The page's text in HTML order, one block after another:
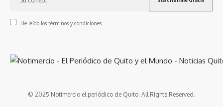
He leído los términos y condiciones.
© 2025 Notimercio el periódico de Quito. All Rights Reserved.